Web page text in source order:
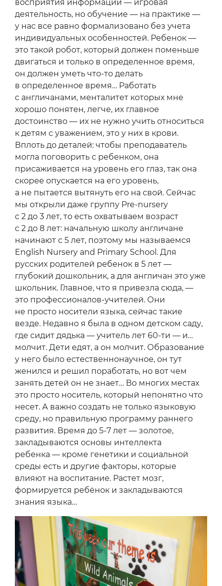
восприятия информации — игровая
деятельность, но обучение — на практике —
у нас все равно формализовано без учета
индивидуальных особенностей. Ребенок —
это такой робот, который должен поменьше
двигаться и только в определенное время,
он должен уметь что-то делать
в определенное время… Работать
с англичанами, менталитет которых мне
хорошо понятен, легче, их главное
достоинство — их не нужно учить относиться
к детям с уважением, это у них в крови.
Вплоть до деталей: чтобы преподаватель
могла поговорить с ребенком, она
присаживается на уровень его глаз, так она
скорее опускается на его уровень,
а не пытается вытянуть его на свой. Сейчас
мы открыли даже группу Pre-nursery
с 2 до 3 лет, то есть охватываем возраст
с 2 до 8 лет: начальную школу англичане
начинают с 5 лет, поэтому мы называемся
English Nursery and Primary School. Для
русских родителей ребенок в 5 лет —
глубокий дошкольник, а для англичан это уже
школьник. Главное, что я привезла сюда, —
это профессионалов-учителей. Они
не просто носители языка, сейчас такие
везде. Недавно я была в одном детском саду,
где сидит дядька — учитель лет 60-ти — и…
молчит. Дети едят, а он молчит. Образование
у него было естественнонаучное, он тут
женился и решил поработать, но вот чем
занять детей он не знает… Во многих местах
это просто носитель, который непонятно что
несет. А важно создать не только языковую
среду, но правильную программу раннего
развития. Время до 5-7 лет — золотое,
закладываются основы интеллекта
ребенка — кроме генетики и социальной
среды есть и другие факторы, которые
влияют на воспитание. Растет мозг,
формируется ребёнок и закладываются
знания языка…